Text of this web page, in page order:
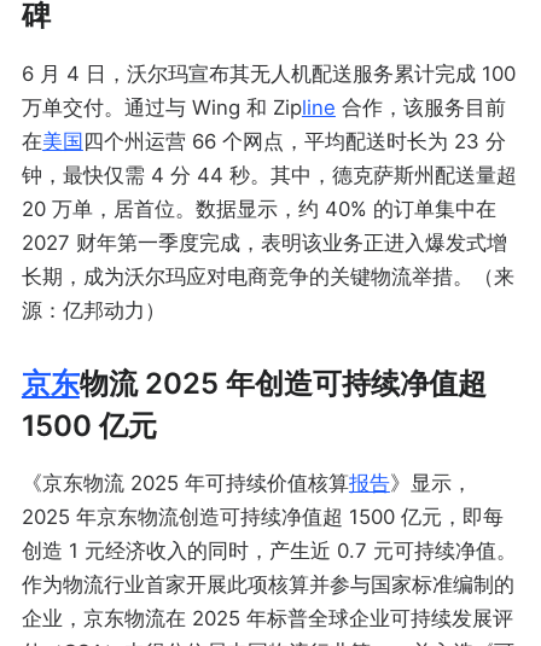
碑
6 月 4 日，沃尔玛宣布其无人机配送服务累计完成 100
万单交付。通过与 Wing 和 Zipline 合作，该服务目前
在美国四个州运营 66 个网点，平均配送时长为 23 分
钟，最快仅需 4 分 44 秒。其中，德克萨斯州配送量超
20 万单，居首位。数据显示，约 40% 的订单集中在
2027 财年第一季度完成，表明该业务正进入爆发式增
长期，成为沃尔玛应对电商竞争的关键物流举措。（来
源：亿邦动力）
京东物流 2025 年创造可持续净值超
1500 亿元
《京东物流 2025 年可持续价值核算报告》显示，
2025 年京东物流创造可持续净值超 1500 亿元，即每
创造 1 元经济收入的同时，产生近 0.7 元可持续净值。
作为物流行业首家开展此项核算并参与国家标准编制的
企业，京东物流在 2025 年标普全球企业可持续发展评